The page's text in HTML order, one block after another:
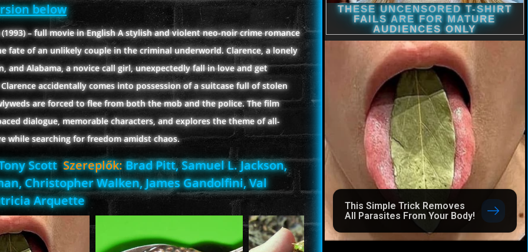
below
(1993) – full movie in English A stylish and violent neo-noir crime romance
fate of an unlikely couple in the criminal underworld. Clarence, a lonely
and Alabama, a novice call girl, unexpectedly fall in love and get
accidentally comes into possession of a suitcase full of stolen
are forced to flee from both the mob and the police. The film
dialogue, memorable characters, and explores the theme of all-
while searching for freedom amidst chaos.
ScottSzereplők:Brad Pitt, Samuel L. Jackson,
Christopher Walken, James Gandolfini, Val
Arquette
This Simple Trick Removes
All Parasites From Your Body!